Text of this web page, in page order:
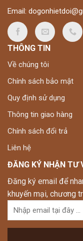
Email:
THÔNG TIN
Về chúng tôi
Chính sách bảo mật
Quy định sử dụng
Thông tin giao hàng
Chính sách đổi trả
Liên hệ
ĐĂNG KÝ NHẬN TƯ
Đăng ký email để
khuyến mại, chương